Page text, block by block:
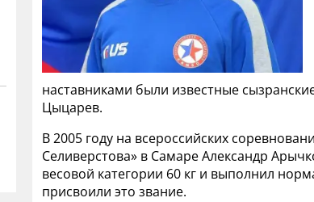
наставниками были известные
Цыцарев.
В 2005 году на всероссийских
Селиверстова» в Самаре Александр
весовой категории 60 кг и выполнил
присвоили это звание.